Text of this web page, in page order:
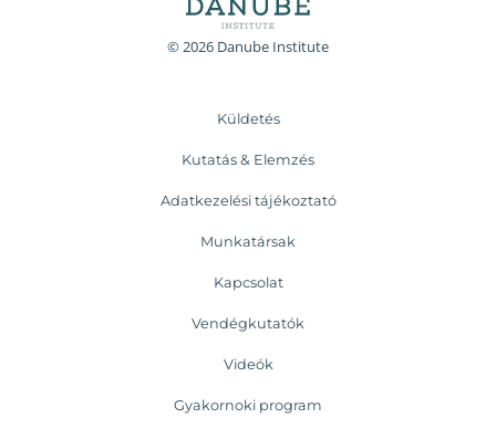
© 2026 Danube Institute
Küldetés
Kutatás & Elemzés
Adatkezelési tájékoztató
Munkatársak
Kapcsolat
Vendégkutatók
Videók
Gyakornoki program